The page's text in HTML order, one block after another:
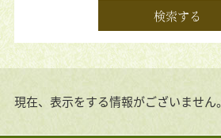
現在、表示をする情報がございません。